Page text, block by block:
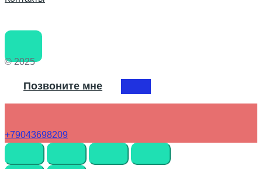
© 2025
Позвоните мне
+79043698209